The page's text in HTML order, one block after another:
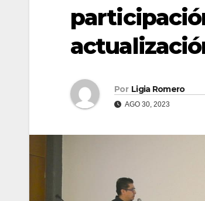
Por Ligia Romero
AGO 30, 2023